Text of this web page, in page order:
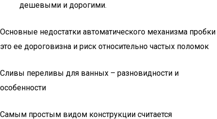
дешевыми и дорогими.
Основные недостатки автоматического механизма пробки
это ее дороговизна и риск относительно частых поломок
Сливы переливы для ванных – разновидности и
особенности
Самым простым видом конструкции считается